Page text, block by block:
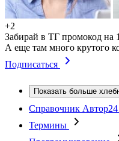
+2
Забирай в ТГ промокод на
А еще там много крутого
Подписаться
Показать больше
Справочник Автор24
Термины